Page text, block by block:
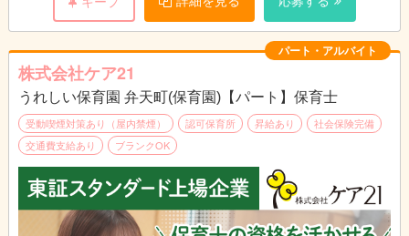
調理人としてスキルアップも期待できます。
パート・アルバイト
株式会社ケア21
うれしい保育園 弁天町(保育園)【パート】保育士
受動喫煙対策あり（屋内禁煙） 認可保育所 昇給あり
社会保険完備
交通費支給あり
ブランクOK